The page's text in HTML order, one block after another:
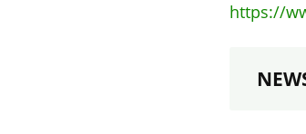
https://